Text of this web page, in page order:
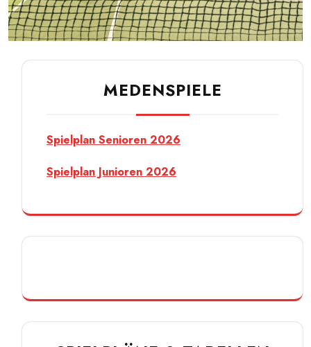
MEDENSPIELE
Spielplan Senioren 2026
Spielplan Junioren 2026